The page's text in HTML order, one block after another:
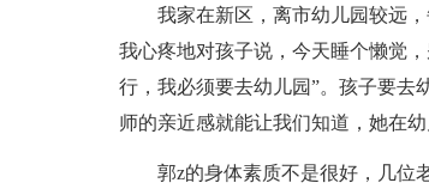
我家在新区，离市幼儿园较远
我心疼地对孩子说，今天睡个懒觉
行，我必须要去幼儿园”。孩子要去
师的亲近感就能让我们知道，她在
郭z的身体素质不是很好，几位